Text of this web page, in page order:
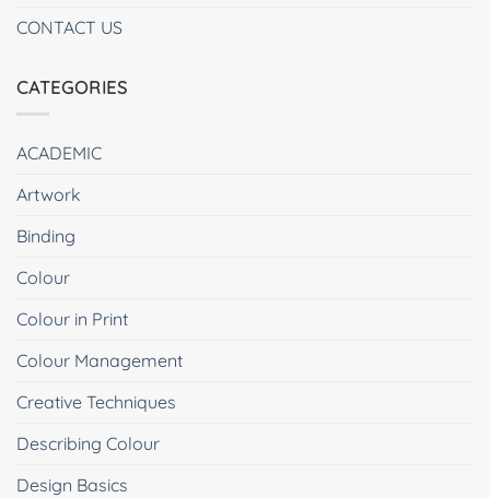
CONTACT US
CATEGORIES
ACADEMIC
Artwork
Binding
Colour
Colour in Print
Colour Management
Creative Techniques
Describing Colour
Design Basics